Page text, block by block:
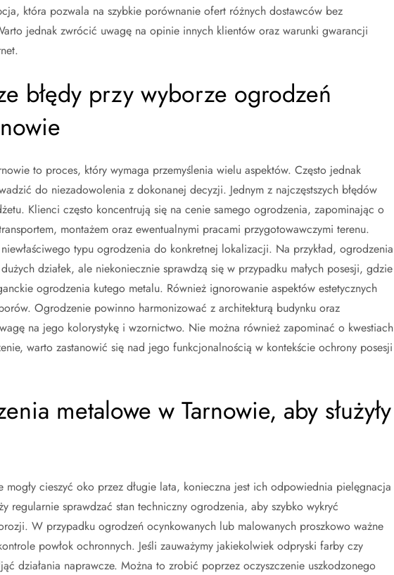
która pozwala na szybkie porównanie ofert różnych dostawców bez
jednak zwrócić uwagę na opinie innych klientów oraz warunki gwarancji
błędy przy wyborze ogrodzeń
to proces, który wymaga przemyślenia wielu aspektów. Często jednak
do niezadowolenia z dokonanej decyzji. Jednym z najczęstszych błędów
Klienci często koncentrują się na cenie samego ogrodzenia, zapominając o
montażem oraz ewentualnymi pracami przygotowawczymi terenu.
typu ogrodzenia do konkretnej lokalizacji. Na przykład, ogrodzenia
działek, ale niekoniecznie sprawdzą się w przypadku małych posesji, gdzie
ogrodzenia kutego metalu. Również ignorowanie aspektów estetycznych
Ogrodzenie powinno harmonizować z architekturą budynku oraz
na jego kolorystykę i wzornictwo. Nie można również zapominać o kwestiach
warto zastanowić się nad jego funkcjonalnością w kontekście ochrony posesji
metalowe w Tarnowie, aby służyły
cieszyć oko przez długie lata, konieczna jest ich odpowiednia pielęgnacja
regularnie sprawdzać stan techniczny ogrodzenia, aby szybko wykryć
W przypadku ogrodzeń ocynkowanych lub malowanych proszkowo ważne
powłok ochronnych. Jeśli zauważymy jakiekolwiek odpryski farby czy
działania naprawcze. Można to zrobić poprzez oczyszczenie uszkodzonego